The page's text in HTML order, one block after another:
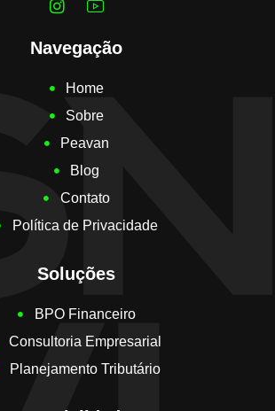
Navegação
Home
Sobre
Peavan
Blog
Contato
Política de Privacidade
Soluções
BPO Financeiro
Consultoria Empresarial
Planejamento Tributário